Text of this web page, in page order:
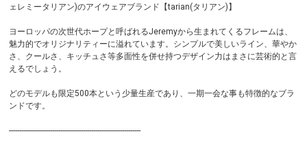
ェレミータリアン)のアイウェアブランド【tarian(タリアン)】
ヨーロッパの次世代ホープと呼ばれるJeremyから生まれてくるフレームは、
魅力的でオリジナリティーに溢れています。シンプルで美しいライン、華やか
さ、クールさ、キッチュさ等多面性を併せ持つデザイン力はまさに芸術的と言
えるでしょう。
どのモデルも限定500本という少量生産であり、一期一会な事も特徴的なブラ
ンドです。
----------------------------------------------------------------